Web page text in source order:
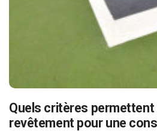
Quels critères permettent
revêtement pour une